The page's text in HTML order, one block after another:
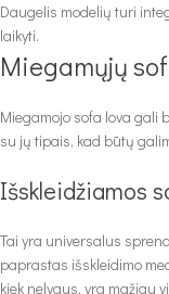
Daugelis modelių turi
laikyti.
Miegamųjų
Miegamojo sofa lova gali
su jų tipais, kad būtų
Išskleidžiamos
Tai yra universalus
paprastas išskleidimo
kiek nelygus, yra mažiau